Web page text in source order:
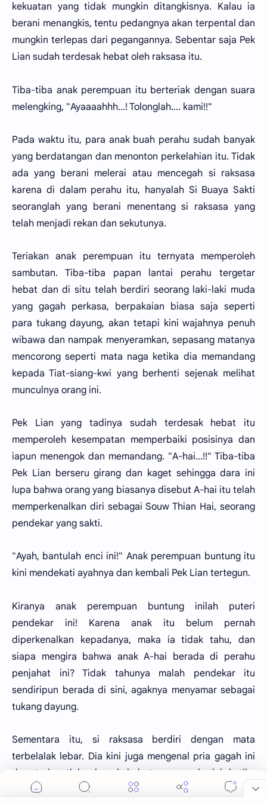
kekuatan yang tidak mungkin ditangkisnya. Kalau ia
berani menangkis, tentu pedangnya akan terpental dan
mungkin terlepas dari pegangannya. Sebentar saja Pek
Lian sudah terdesak hebat oleh raksasa itu.
Tiba-tiba anak perempuan itu berteriak dengan suara
melengking, "Ayaaaahhh...! Tolonglah.... kami!!"
Pada waktu itu, para anak buah perahu sudah banyak
yang berdatangan dan menonton perkelahian itu. Tidak
ada yang berani melerai atau mencegah si raksasa
karena di dalam perahu itu, hanyalah Si Buaya Sakti
seoranglah yang berani menentang si raksasa yang
telah menjadi rekan dan sekutunya.
Teriakan anak perempuan itu ternyata memperoleh
sambutan. Tiba-tiba papan lantai perahu tergetar
hebat dan di situ telah berdiri seorang laki-laki muda
yang gagah perkasa, berpakaian biasa saja seperti
para tukang dayung, akan tetapi kini wajahnya penuh
wibawa dan nampak menyeramkan, sepasang matanya
mencorong seperti mata naga ketika dia memandang
kepada Tiat-siang-kwi yang berhenti sejenak melihat
munculnya orang ini.
Pek Lian yang tadinya sudah terdesak hebat itu
memperoleh kesempatan memperbaiki posisinya dan
iapun menengok dan memandang. "A-hai...!!" Tiba-tiba
Pek Lian berseru girang dan kaget sehingga dara ini
lupa bahwa orang yang biasanya disebut A-hai itu telah
memperkenalkan diri sebagai Souw Thian Hai, seorang
pendekar yang sakti.
"Ayah, bantulah enci ini!" Anak perempuan buntung itu
kini mendekati ayahnya dan kembali Pek Lian tertegun.
Kiranya anak perempuan buntung inilah puteri
pendekar ini! Karena anak itu belum pernah
diperkenalkan kepadanya, maka ia tidak tahu, dan
siapa mengira bahwa anak A-hai berada di perahu
penjahat ini? Tidak tahunya malah pendekar itu
sendiripun berada di sini, agaknya menyamar sebagai
tukang dayung.
Sementara itu, si raksasa berdiri dengan mata
terbelalak lebar. Dia kini juga mengenal pria gagah ini
dan teringatlah akan kehebatan pemuda ini ketika
mengamuk. Dia sendiri pernah dikalahkan dengan